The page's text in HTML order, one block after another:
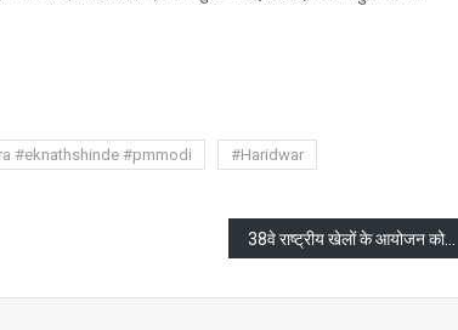
#eknathshinde #pmmodi
#Haridwar
38वे राष्ट्रीय खेलों के आयोजन को लेकर उत्तराखंड पुलिस विभाग की अहम बैठक